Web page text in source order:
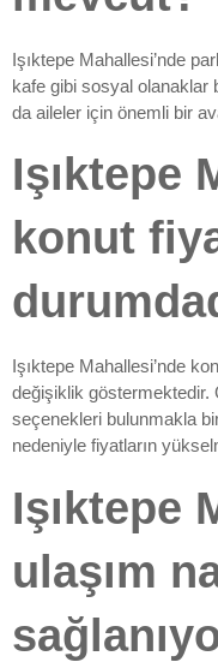
Işıktepe Mahallesi’nde
kafe gibi sosyal olanaklar
da aileler için önemli bir
Işıktepe
konut
Işıktepe Mahallesi’nde
değişiklik göstermektedir.
seçenekleri bulunmakla
nedeniyle fiyatların
Işıktepe
ulaşım